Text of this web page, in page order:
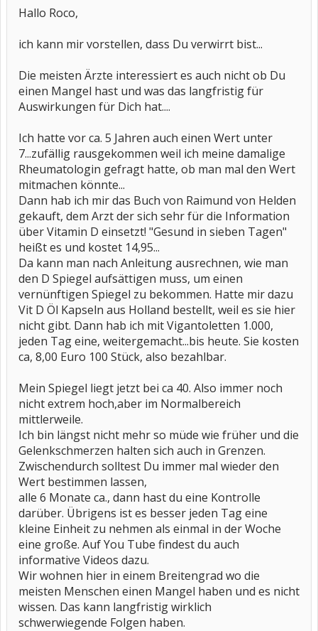
Hallo Roco,
ich kann mir vorstellen, dass Du verwirrt bist...
Die meisten Ärzte interessiert es auch nicht ob Du
einen Mangel hast und was das langfristig für
Auswirkungen für Dich hat....
Ich hatte vor ca. 5 Jahren auch einen Wert unter
7...zufällig rausgekommen weil ich meine damalige
Rheumatologin gefragt hatte, ob man mal den Wert
mitmachen könnte...
Dann hab ich mir das Buch von Raimund von Helden
gekauft, dem Arzt der sich sehr für die Information
über Vitamin D einsetzt! "Gesund in sieben Tagen"
heißt es und kostet 14,95...
Da kann man nach Anleitung ausrechnen, wie man
den D Spiegel aufsättigen muss, um einen
vernünftigen Spiegel zu bekommen. Hatte mir dazu
Vit D Öl Kapseln aus Holland bestellt, weil es sie hier
nicht gibt. Dann hab ich mit Vigantoletten 1.000,
jeden Tag eine, weitergemacht...bis heute. Sie kosten
ca, 8,00 Euro 100 Stück, also bezahlbar.
Mein Spiegel liegt jetzt bei ca 40. Also immer noch
nicht extrem hoch,aber im Normalbereich
mittlerweile.
Ich bin längst nicht mehr so müde wie früher und die
Gelenkschmerzen halten sich auch in Grenzen.
Zwischendurch solltest Du immer mal wieder den
Wert bestimmen lassen,
alle 6 Monate ca., dann hast du eine Kontrolle
darüber. Übrigens ist es besser jeden Tag eine
kleine Einheit zu nehmen als einmal in der Woche
eine große. Auf You Tube findest du auch
informative Videos dazu.
Wir wohnen hier in einem Breitengrad wo die
meisten Menschen einen Mangel haben und es nicht
wissen. Das kann langfristig wirklich
schwerwiegende Folgen haben.